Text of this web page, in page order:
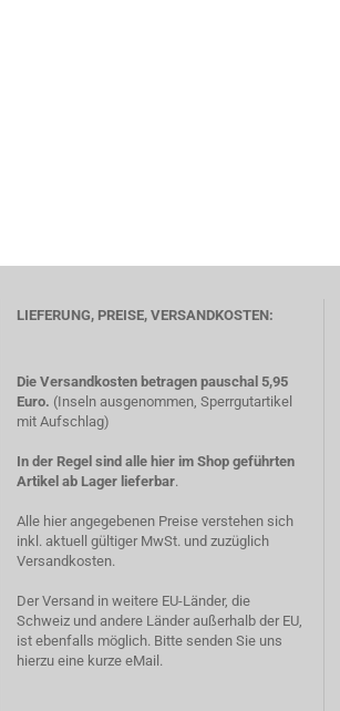
LIEFERUNG, PREISE, VERSANDKOSTEN:
Die Versandkosten betragen pauschal 5,95
Euro. (Inseln ausgenommen, Sperrgutartikel
mit Aufschlag)
In der Regel sind alle hier im Shop geführten
Artikel ab Lager lieferbar.
Alle hier angegebenen Preise verstehen sich
inkl. aktuell gültiger MwSt. und zuzüglich
Versandkosten.
Der Versand in weitere EU-Länder, die
Schweiz und andere Länder außerhalb der EU,
ist ebenfalls möglich. Bitte senden Sie uns
hierzu eine kurze eMail.